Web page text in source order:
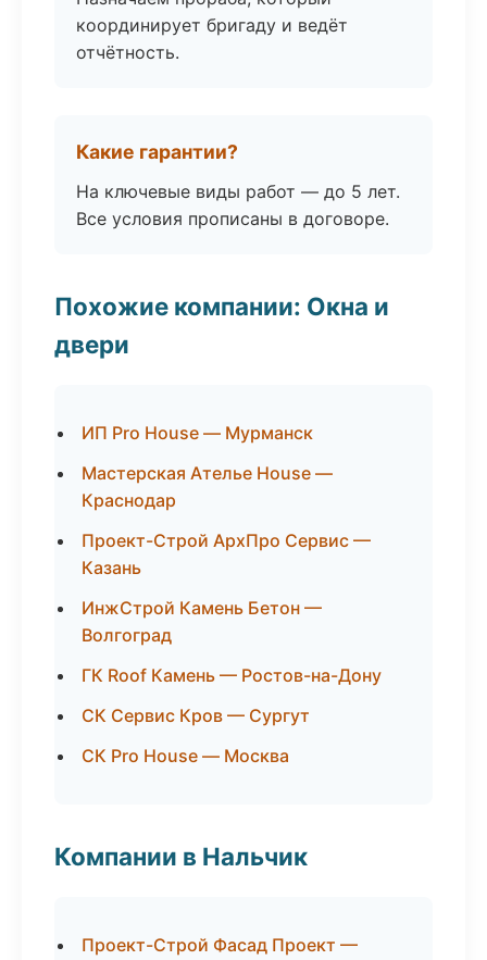
координирует бригаду и ведёт
отчётность.
Какие гарантии?
На ключевые виды работ — до 5 лет.
Все условия прописаны в договоре.
Похожие компании: Окна и
двери
ИП Pro House — Мурманск
Мастерская Ателье House —
Краснодар
Проект-Строй АрхПро Сервис —
Казань
ИнжСтрой Камень Бетон —
Волгоград
ГК Roof Камень — Ростов-на-Дону
СК Сервис Кров — Сургут
СК Pro House — Москва
Компании в Нальчик
Проект-Строй Фасад Проект —